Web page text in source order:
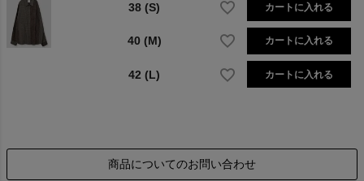
38 (S) カートに入れる
40 (M) カートに入れる
42 (L) カートに入れる
商品についてのお問い合わせ